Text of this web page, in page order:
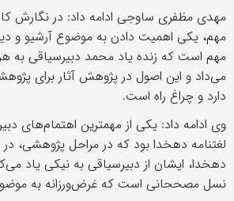
مهم، یکی اهمیت دادن به موضوع آرشیو و
مهم است که زنده یاد محمد دبیرسیاقی به
می‌داد و این اصول در پژوهش آثار برای
دارد و چراغ راه است.
وی ادامه داد: یکی از مهمترین اهتمام‌های
لغتنامه دهخدا بود که در مراحل پژوهشی،
دهخدا، ایشان از دبیرسیاقی به نیکی یاد
نسل مصححانی است که غرض‌ورزانه به